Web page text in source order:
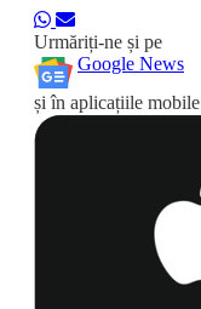
Urmăriți-ne și pe
Google News
și în aplicațiile mobile